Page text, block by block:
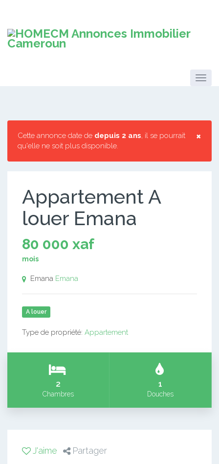
×
Cette annonce date de depuis 2 ans, il se pourrait
qu'elle ne soit plus disponible.
Appartement A
louer Emana
80 000 xaf
mois
Emana Emana
A louer
Type de propriété: Appartement
2
Chambres
1
Douches
J'aime Partager